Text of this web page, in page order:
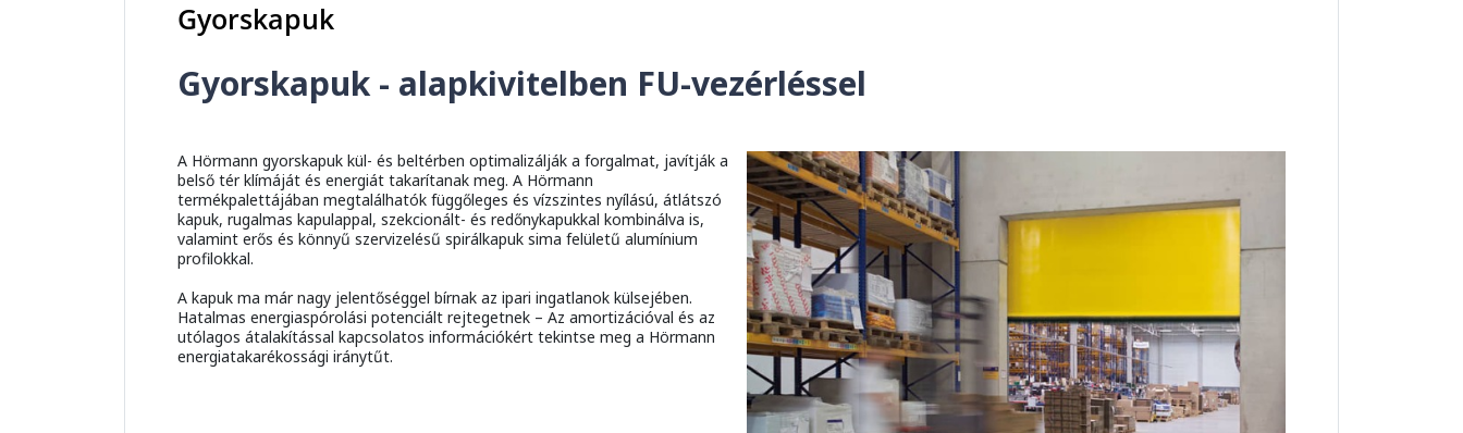
Gyorskapuk
Gyorskapuk - alapkivitelben FU-vezérléssel
A Hörmann gyorskapuk kül- és beltérben optimalizálják a forgalmat, javítják a
belső tér klímáját és energiát takarítanak meg. A Hörmann
termékpalettájában megtalálhatók függőleges és vízszintes nyílású, átlátszó
kapuk, rugalmas kapulappal, szekcionált- és redőnykapukkal kombinálva is,
valamint erős és könnyű szervizelésű spirálkapuk sima felületű alumínium
profilokkal.
A kapuk ma már nagy jelentőséggel bírnak az ipari ingatlanok külsejében.
Hatalmas energiaspórolási potenciált rejtegetnek – Az amortizációval és az
utólagos átalakítással kapcsolatos információkért tekintse meg a Hörmann
energiatakarékossági iránytűt.